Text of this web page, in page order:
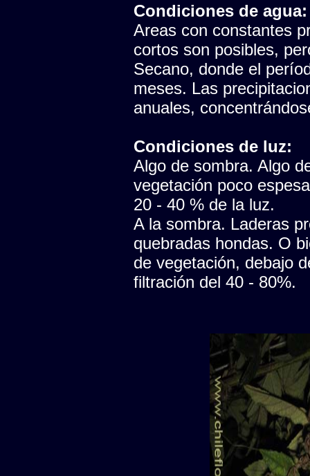
Condiciones de agua:
Areas con constantes
cortos son posibles,
Secano, donde el
meses. Las
anuales,
Condiciones de luz:
Algo de sombra. Algo
vegetación poco
20 - 40 % de la luz.
A la sombra. Laderas
quebradas hondas. O
de vegetación, debajo
filtración del 40 - 80%.